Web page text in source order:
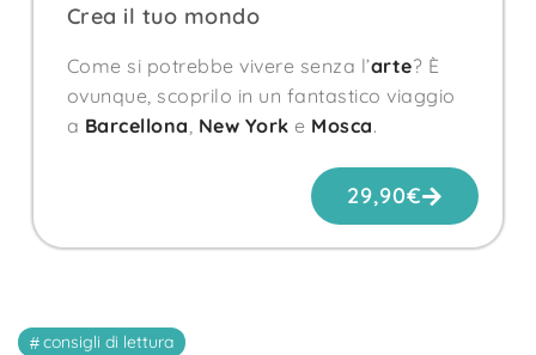
Crea il tuo mondo
Come si potrebbe vivere senza l’arte? È
ovunque, scoprilo in un fantastico viaggio
a Barcellona New York e Mosca.
29,90€
consigli di lettura